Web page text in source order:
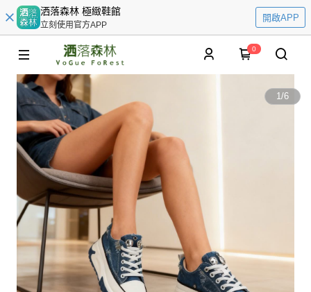
洒落森林 極緻鞋館
立刻使用官方APP
開啟APP
0
1/6